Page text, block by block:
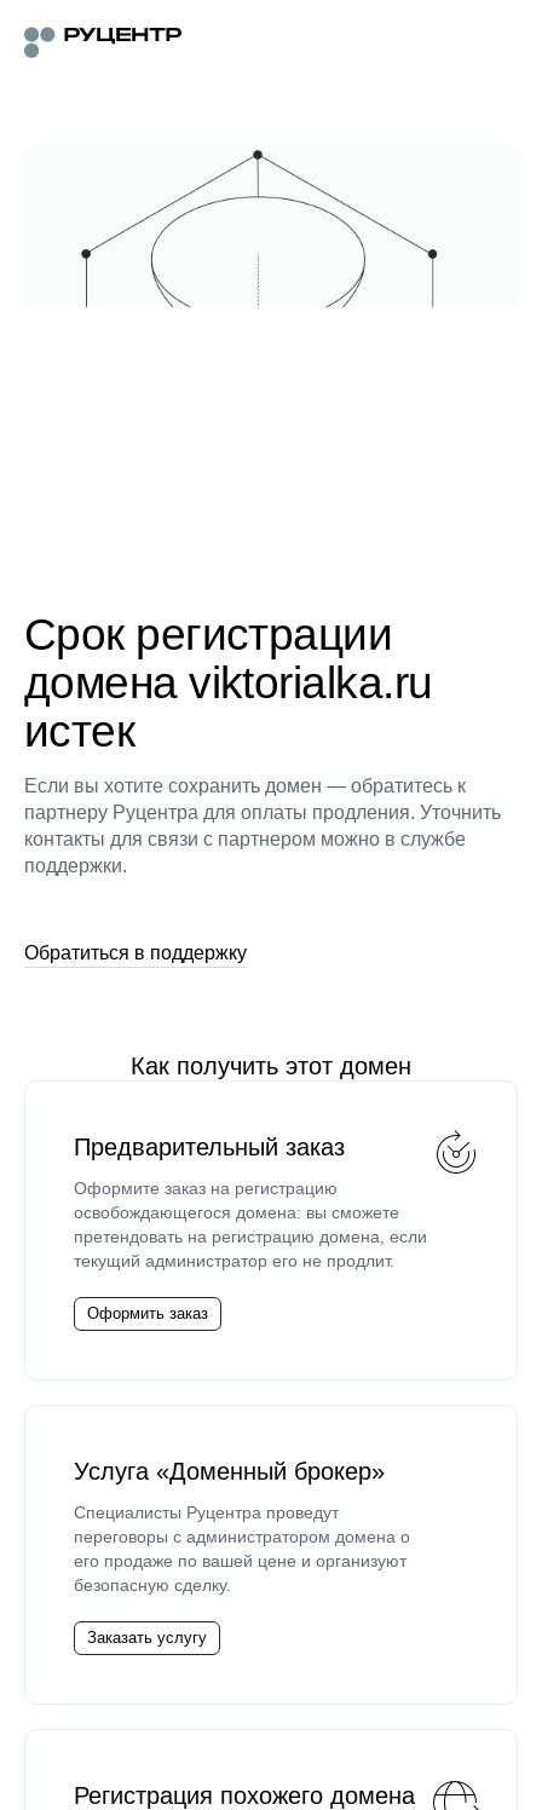
Срок регистрации
домена viktorialka.ru
истек
Если вы хотите сохранить домен — обратитесь к
партнеру Руцентра для оплаты продления. Уточнить
контакты для связи с партнером можно в службе
поддержки.
Обратиться в поддержку
Как получить этот домен
Предварительный заказ
Оформите заказ на регистрацию
освобождающегося домена: вы сможете
претендовать на регистрацию домена, если
текущий администратор его не продлит.
Оформить заказ
Услуга «Доменный брокер»
Специалисты Руцентра проведут
переговоры с администратором домена о
его продаже по вашей цене и организуют
безопасную сделку.
Заказать услугу
Регистрация похожего домена